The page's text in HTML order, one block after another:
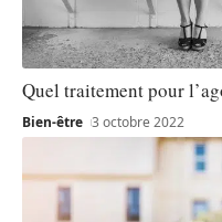
Quel traitement pour
Bien-être 3 octobre 2022